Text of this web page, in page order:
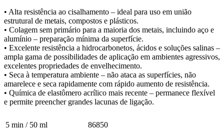
• Alta resistência ao cisalhamento – ideal para uso em união
estrutural de metais, compostos e plásticos.
• Colagem sem primário para a maioria dos metais, incluindo aço e
alumínio – preparação mínima da superfície.
• Excelente resistência a hidrocarbonetos, ácidos e soluções salinas –
ampla gama de possibilidades de aplicação em ambientes agressivos,
excelentes propriedades de envelhecimento.
• Seca à temperatura ambiente – não ataca as superfícies, não
amarelece e seca rapidamente com rápido aumento de resistência.
• Química de elastômero acrílico mais recente – permanece flexível
e permite preencher grandes lacunas de ligação.
5 min / 50 ml
86850